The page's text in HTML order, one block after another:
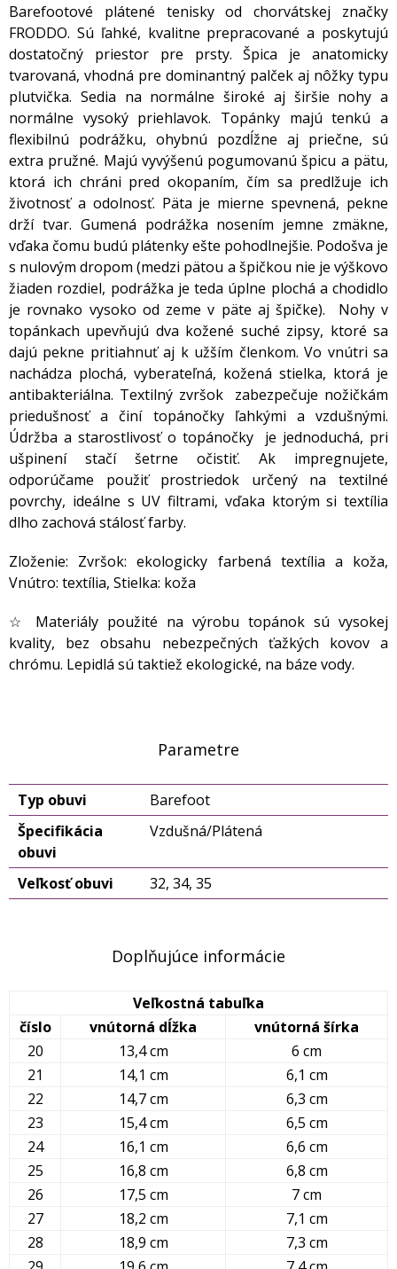
Barefootové plátené tenisky od chorvátskej značky
FRODDO. Sú ľahké, kvalitne prepracované a poskytujú
dostatočný priestor pre prsty. Špica je anatomicky
tvarovaná, vhodná pre dominantný palček aj nôžky typu
plutvička. Sedia na normálne široké aj širšie nohy a
normálne vysoký priehlavok. Topánky majú tenkú a
flexibilnú podrážku, ohybnú pozdĺžne aj priečne, sú
extra pružné. Majú vyvýšenú pogumovanú špicu a pätu,
ktorá ich chráni pred okopaním, čím sa predlžuje ich
životnosť a odolnosť. Päta je mierne spevnená, pekne
drží tvar. Gumená podrážka nosením jemne zmäkne,
vďaka čomu budú plátenky ešte pohodlnejšie. Podošva je
s nulovým dropom (medzi pätou a špičkou nie je výškovo
žiaden rozdiel, podrážka je teda úplne plochá a chodidlo
je rovnako vysoko od zeme v päte aj špičke). Nohy v
topánkach upevňujú dva kožené suché zipsy, ktoré sa
dajú pekne pritiahnuť aj k užším členkom. Vo vnútri sa
nachádza plochá, vyberateľná, kožená stielka, ktorá je
antibakteriálna. Textilný zvršok zabezpečuje nožičkám
priedušnosť a činí topánočky ľahkými a vzdušnými.
Údržba a starostlivosť o topánočky je jednoduchá, pri
ušpinení stačí šetrne očistiť. Ak impregnujete,
odporúčame použiť prostriedok určený na textilné
povrchy, ideálne s UV filtrami, vďaka ktorým si textília
dlho zachová stálosť farby.
Zloženie: Zvršok: ekologicky farbená textília a koža,
Vnútro: textília, Stielka: koža
☆ Materiály použité na výrobu topánok sú vysokej
kvality, bez obsahu nebezpečných ťažkých kovov a
chrómu. Lepidlá sú taktiež ekologické, na báze vody.
Parametre
Typ obuvi
Barefoot
Špecifikácia
obuvi
Vzdušná/Plátená
Veľkosť obuvi 32, 34, 35
Doplňujúce informácie
Veľkostná tabuľka
číslo
vnútorná dĺžka
vnútorná šírka
20
13,4 cm
6 cm
21
14,1 cm
6,1 cm
22
14,7 cm
6,3 cm
23
15,4 cm
6,5 cm
24
16,1 cm
6,6 cm
25
16,8 cm
6,8 cm
26
17,5 cm
7 cm
27
18,2 cm
7,1 cm
28
18,9 cm
7,3 cm